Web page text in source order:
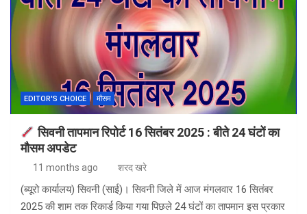
EDITOR'S CHOICE मौसम
सिवनी तापमान रिपोर्ट 16 सितंबर 2025 : बीते 24 घंटों का
मौसम अपडेट
11 months ago शरद खरे
(ब्यूरो कार्यालय) सिवनी (साई)। सिवनी जिले में आज मंगलवार 16 सितंबर
2025 की शाम तक रिकार्ड किया गया पिछले 24 घंटों का तापमान इस प्रकार